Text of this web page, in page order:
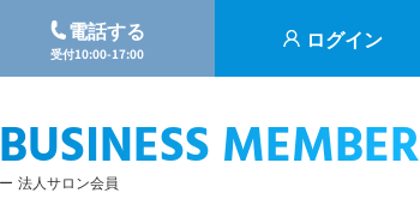
電話する
受付10:00-17:00 ログイン
BUSINESS MEMBER
法人サロン会員